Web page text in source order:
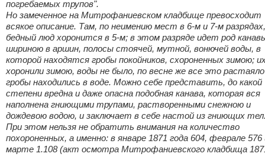
погребаемых трупов".
Но замеченное на Митрофаниевском кладбище превосходит
всякое описание. Там, по неимению мест в 6-м и 7-м разрядах,
бедный люд хоронится в 5-м; в этом разряде идет род
шириною в аршин, полосы стоячей, мутной, вонючей воды, в
которой находятся гробы покойников, схороненных зимою;
хоронили зимою, воды не было, по весне же все это
гробы находились в воде. Можно себе представить, до какой
степени вредна и даже опасна подобная канава, которая вся
наполнена гниющими трупами, растворенными снежною и
дождевою водою, и заключает в себе настой из гниющих
При этом нельзя не обратить внимания на количество
похороненных, а именно: в январе 1871 года 604, феврале 576
марте 1.108 (акт осмотра Митрофаниевского кладбища